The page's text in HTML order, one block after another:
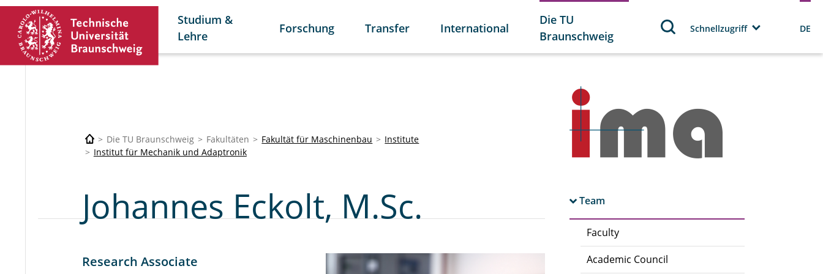
Studium &
Lehre
Forschung Transfer International
Die TU
Braunschweig
Schnellzugriff DE
Die TU Braunschweig Fakultäten Fakultät für Maschinenbau
Institute
Institut für Mechanik und Adaptronik
Team
Faculty
Academic Council
Johannes Eckolt, M.Sc.
Research Associate